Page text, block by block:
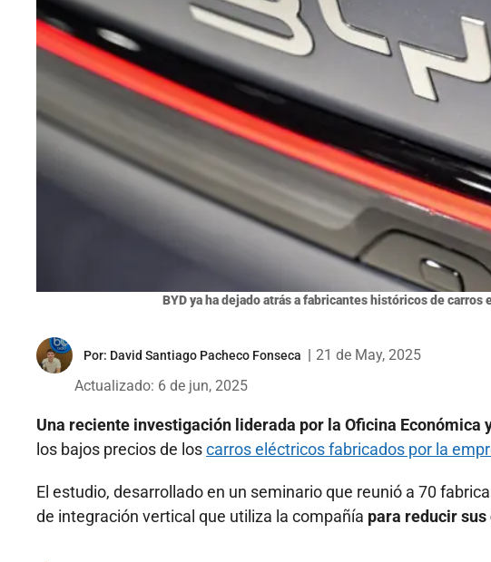
BYD ya ha dejado atrás a fabricantes históricos de carros
Por: David Santiago Pacheco Fonseca
21 de May, 2025
Actualizado: 6 de jun, 2025
Una reciente investigación liderada por la Oficina Económica
los bajos precios de loscarros eléctricos fabricados por la
El estudio, desarrollado en un seminario que reunió a 70
de integración vertical que utiliza la compañía para reducir